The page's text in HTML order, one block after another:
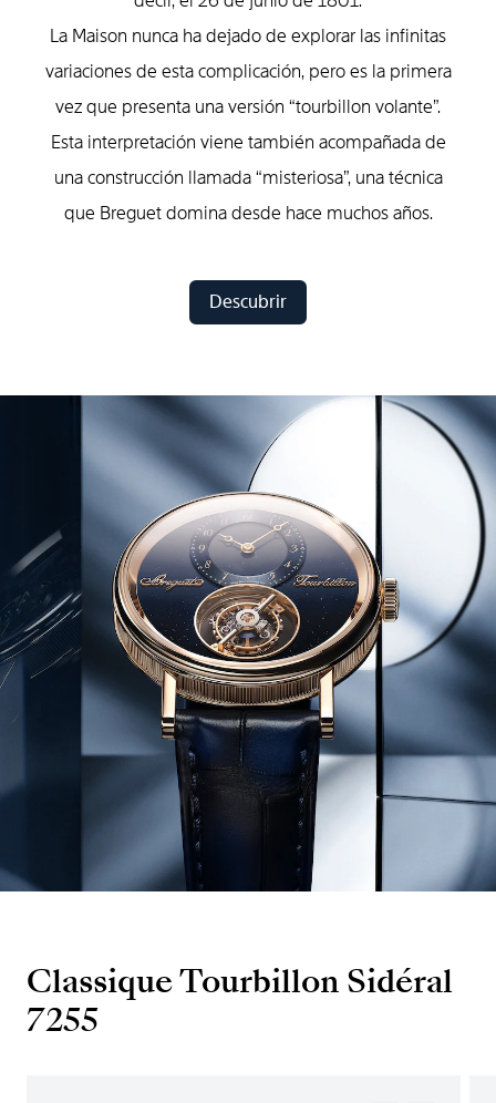
La Maison nunca ha dejado de explorar las infinitas
variaciones de esta complicación, pero es la primera
vez que presenta una versión “tourbillon volante”.
Esta interpretación viene también acompañada de
una construcción llamada “misteriosa”, una técnica
que Breguet domina desde hace muchos años.
Descubrir
Classique Tourbillon Sidéral
7255